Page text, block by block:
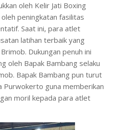
oleh Kelir Jati Boxing
peningkatan fasilitas
Saat ini, para atlet
latihan terbaik yang
Dukungan penuh ini
oleh Bapak Bambang selaku
Bapak Bambang pun turut
Purwokerto guna memberikan
moril kepada para atlet